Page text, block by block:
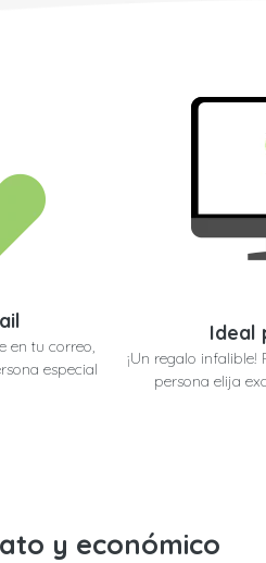
en tu correo,
especial
Ideal
¡Un regalo
persona elija
y económico